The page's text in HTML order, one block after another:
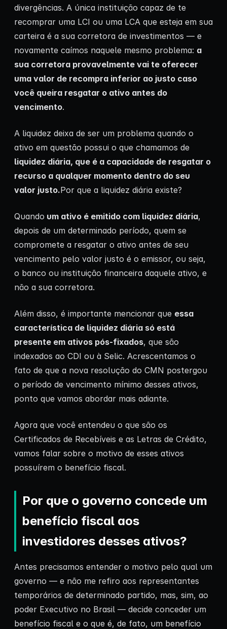
divergências. A única instituição capaz de te
recomprar uma LCI ou uma LCA que esteja em sua
carteira é a sua corretora de investimentos — e
novamente caímos naquele mesmo problema: a
sua corretora provavelmente vai te oferecer
uma valor de recompra inferior ao justo caso
você queira resgatar o ativo antes do
vencimento.
A liquidez deixa de ser um problema quando o
ativo em questão possui o que chamamos de
liquidez diária, que é a capacidade de resgatar o
recurso a qualquer momento dentro do seu
valor justo.Por que a liquidez diária existe?
Quando um ativo é emitido com liquidez diária,
depois de um determinado período, quem se
compromete a resgatar o ativo antes de seu
vencimento pelo valor justo é o emissor, ou seja,
o banco ou instituição financeira daquele ativo, e
não a sua corretora.
Além disso, é importante mencionar que essa
característica de liquidez diária só está
presente em ativos pós-fixados, que são
indexados ao CDI ou à Selic. Acrescentamos o
fato de que a nova resolução do CMN postergou
o período de vencimento mínimo desses ativos,
ponto que vamos abordar mais adiante.
Agora que você entendeu o que são os
Certificados de Recebíveis e as Letras de Crédito,
vamos falar sobre o motivo de esses ativos
possuírem o benefício fiscal.
Por que o governo concede um
benefício fiscal aos
investidores desses ativos?
Antes precisamos entender o motivo pelo qual um
governo — e não me refiro aos representantes
temporários de determinado partido, mas, sim, ao
poder Executivo no Brasil — decide conceder um
benefício fiscal e o que é, de fato, um benefício